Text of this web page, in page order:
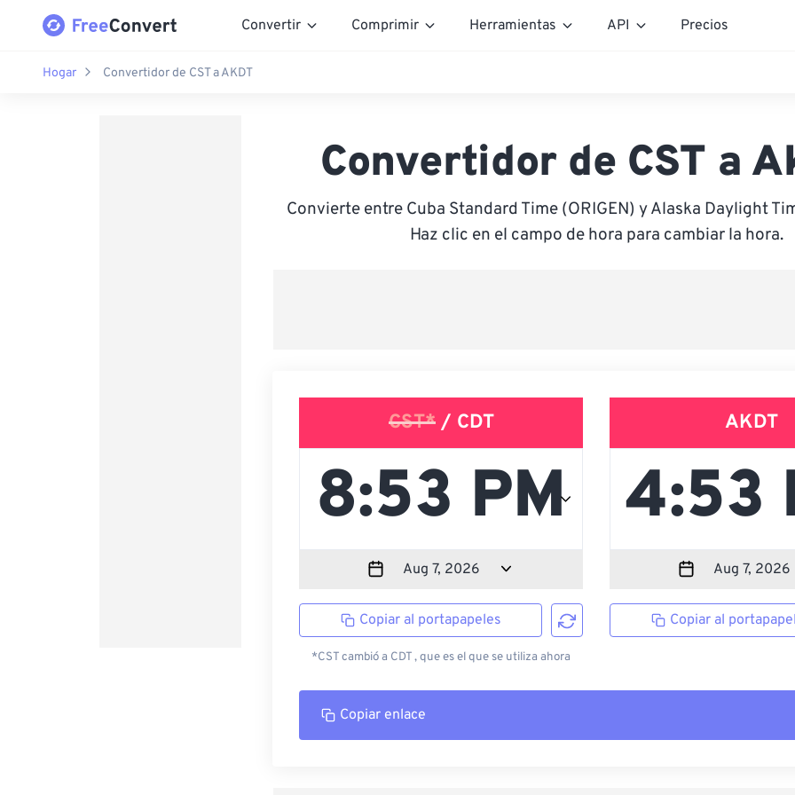
Convertir Comprimir Herramientas API Precios
Hogar Convertidor de CST a AKDT
Convertidor de CST a
Convierte entre Cuba Standard Time (ORIGEN) y Alaska Daylight
Haz clic en el campo de hora para cambiar la hora.
CST*/ CDT
Copiar al portapapeles
*CST cambió a CDT , que es el que se utiliza ahora
AKDT
Copiar al
Copiar enlace